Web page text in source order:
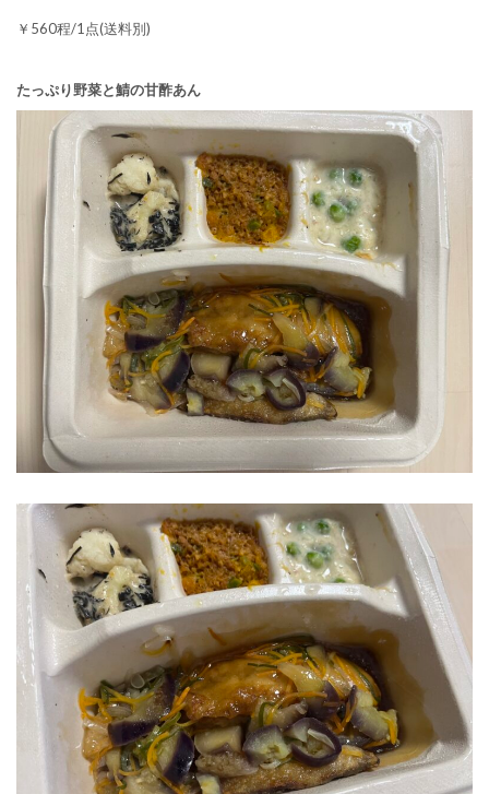
￥560程/1点(送料別)
たっぷり野菜と鯖の甘酢あん